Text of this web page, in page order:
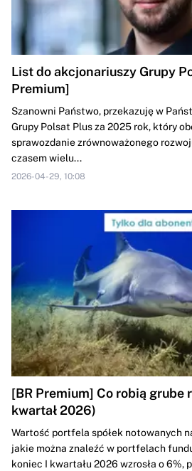
List do akcjonariuszy Grupy
Premium]
Szanowni Państwo, przekazuję w
Grupy Polsat Plus za 2025 rok, który
sprawozdanie zrównoważonego
czasem wielu...
2026-04-29, 10:08
[BR Premium] Co robią grube
kwartał 2026)
Wartość portfela spółek notowanych
jakie można znaleźć w portfelach
koniec I kwartału 2026 wzrosła o 6%,